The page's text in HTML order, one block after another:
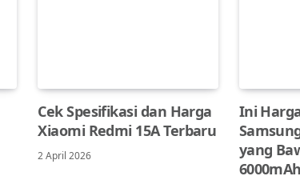
Cek Spesifikasi dan Harga
Xiaomi Redmi 15A Terbaru
2 April 2026
Ini
yang
6000mAh